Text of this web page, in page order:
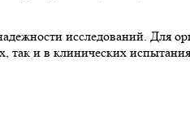
исследований. Для
так и в клинических